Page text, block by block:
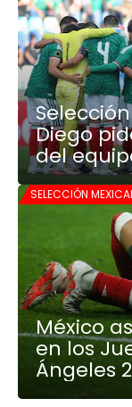
Diego
del
SELECCIÓN
México
en los
Ángeles